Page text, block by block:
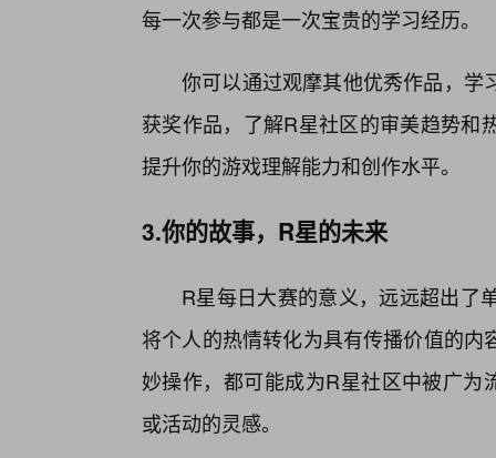
每一次参与都是一次宝贵的学习经历。
你可以通过观摩其他优秀作品，学
获奖作品，了解R星社区的审美趋势和
提升你的游戏理解能力和创作水平。
3.你的故事，R星的未来
R星每日大赛的意义，远远超出了
将个人的热情转化为具有传播价值的
妙操作，都可能成为R星社区中被广
或活动的灵感。